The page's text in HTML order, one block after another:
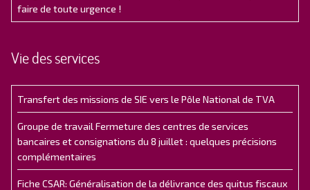
faire de toute urgence !
Vie des services
Transfert des missions de SIE vers le Pôle National de TVA
Groupe de travail Fermeture des centres de services
bancaires et consignations du 8 juillet : quelques précisions
complémentaires
Fiche CSAR: Généralisation de la délivrance des quitus fiscaux